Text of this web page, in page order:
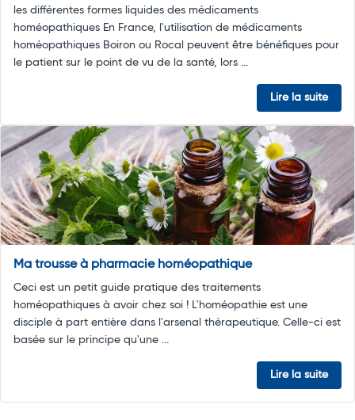
les différentes formes liquides des médicaments
homéopathiques En France, l'utilisation de médicaments
homéopathiques Boiron ou Rocal peuvent être bénéfiques pour
le patient sur le point de vu de la santé, lors ...
Lire la suite
Ma trousse à pharmacie homéopathique
Ceci est un petit guide pratique des traitements
homéopathiques à avoir chez soi ! L'homéopathie est une
disciple à part entière dans l'arsenal thérapeutique. Celle-ci est
basée sur le principe qu'une ...
Lire la suite